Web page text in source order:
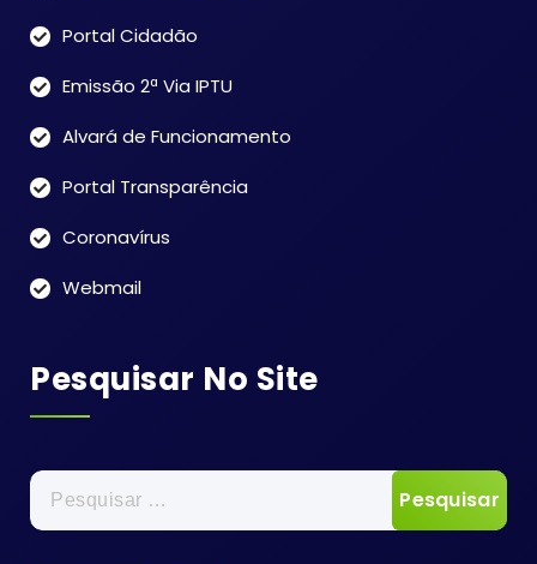
Portal Cidadão
Emissão 2ª Via IPTU
Alvará de Funcionamento
Portal Transparência
Coronavírus
Webmail
Pesquisar No Site
Pesquisar
por: